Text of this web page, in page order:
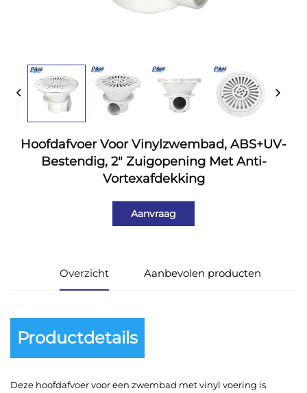
Hoofdafvoer Voor Vinylzwembad, ABS+UV-
Bestendig, 2" Zuigopening Met Anti-
Vortexafdekking
Aanvraag
Overzicht Aanbevolen producten
Productdetails
Deze hoofdafvoer voor een zwembad met vinyl voering is